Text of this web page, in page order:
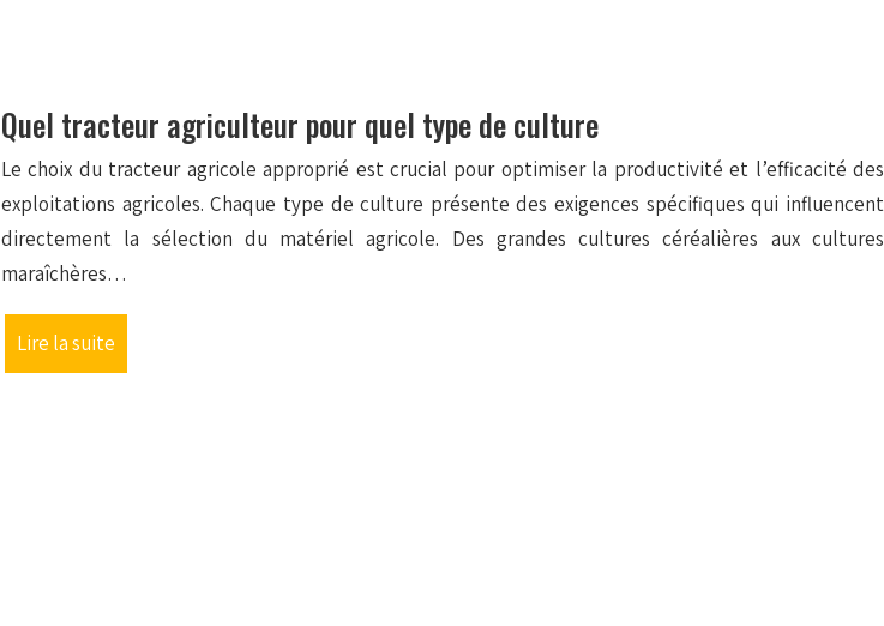
Quel tracteur agriculteur pour quel type de culture
Le choix du tracteur agricole approprié est crucial pour optimiser la productivité et l’efficacité des
exploitations agricoles. Chaque type de culture présente des exigences spécifiques qui influencent
directement la sélection du matériel agricole. Des grandes cultures céréalières aux cultures
maraîchères…
Lire la suite